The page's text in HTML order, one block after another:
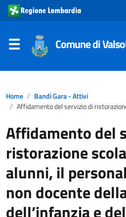
Comune di
Home
Bandi Gara - Attivi
Affidamento del servizio di ristorazione scolastica per gli alunni, il personale docente e non docente della scuola dell’infanzia e della scuola primaria comunali del Comune di Valsolda anni scolastici 2022/2023 – 2023/2024 – 2024/2025
Affidamento del
ristorazione
alunni, il
non docente
dell’infanzia e